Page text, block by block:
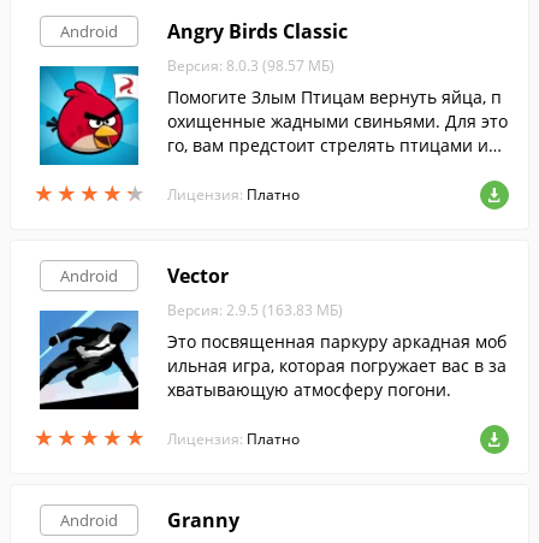
Android
★ ★ ★ ★ ★
★ ★ ★ ★ ★
Angry Birds Classic
Версия: 8.0.3 (98.57 МБ)
Помогите Злым Птицам вернуть яйца, п
охищенные жадными свиньями. Для это
го, вам предстоит стрелять птицами из
Лицензия: Платно
Android
★ ★ ★ ★ ★
★ ★ ★ ★ ★
Vector
Версия: 2.9.5 (163.83 МБ)
Это посвященная паркуру аркадная моб
ильная игра, которая погружает вас в за
хватывающую атмосферу погони.
Лицензия: Платно
Android Granny